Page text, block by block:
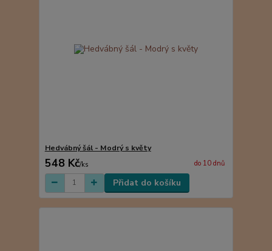
Hedvábný šál - Modrý s květy
548 Kč/ks do 10 dnů
Přidat do košíku